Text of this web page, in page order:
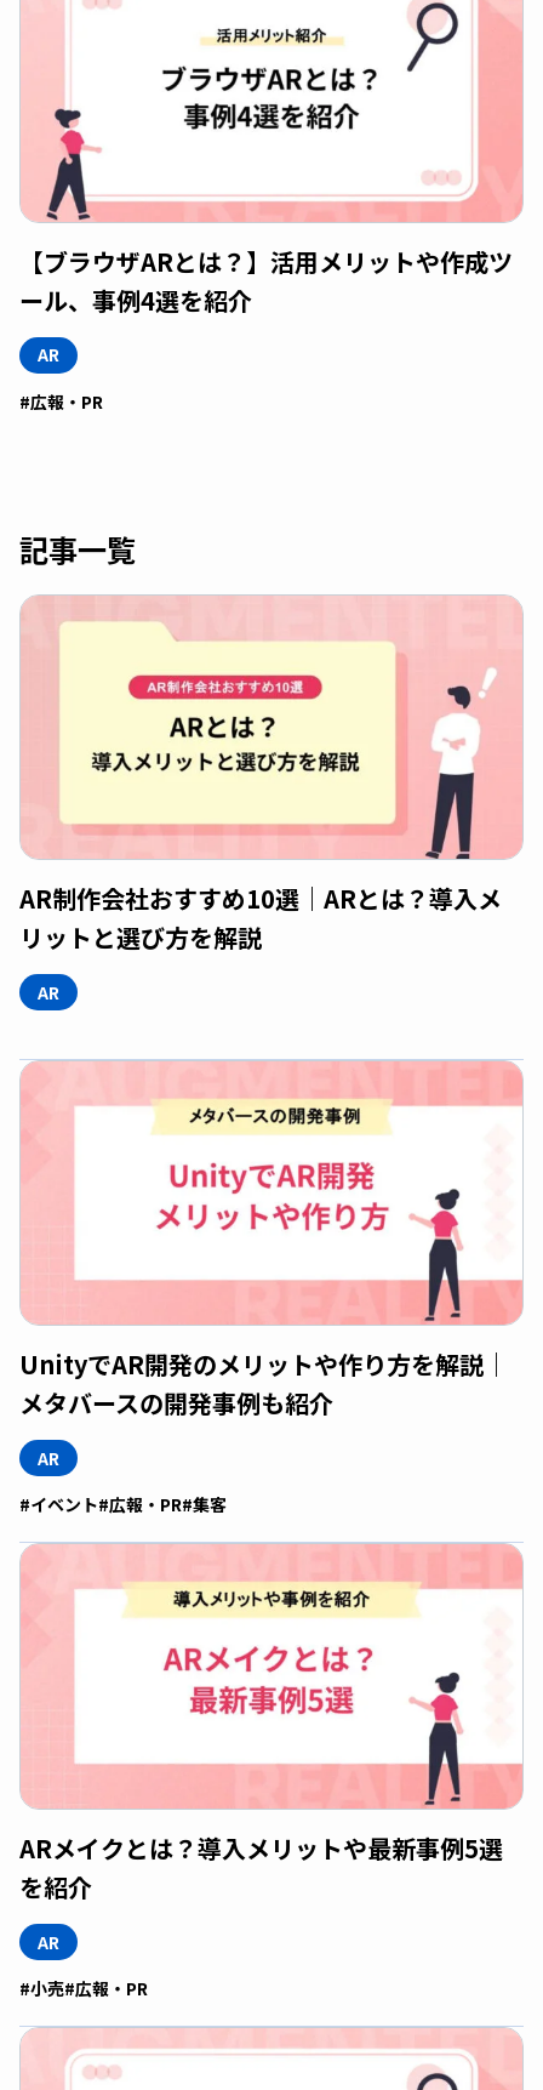
【ブラウザARとは？】活用メリットや作成ツ
ール、事例4選を紹介
AR
#広報・PR
記事一覧
AR制作会社おすすめ10選｜ARとは？導入メ
リットと選び方を解説
AR
UnityでAR開発のメリットや作り方を解説｜
メタバースの開発事例も紹介
AR
#イベント#広報・PR#集客
ARメイクとは？導入メリットや最新事例5選
を紹介
AR
#小売#広報・PR